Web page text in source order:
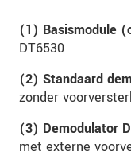
(1) Basismodule
DT6530
(2) Standaard
zonder
(3) Demodulator
met externe